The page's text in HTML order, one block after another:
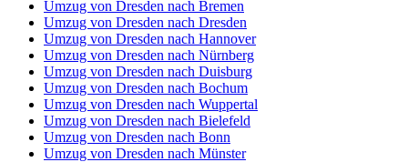
Umzug von Dresden nach Bremen
Umzug von Dresden nach Dresden
Umzug von Dresden nach Hannover
Umzug von Dresden nach Nürnberg
Umzug von Dresden nach Duisburg
Umzug von Dresden nach Bochum
Umzug von Dresden nach Wuppertal
Umzug von Dresden nach Bielefeld
Umzug von Dresden nach Bonn
Umzug von Dresden nach Münster